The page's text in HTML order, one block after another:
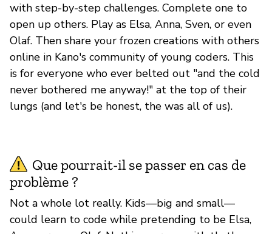
with step-by-step challenges. Complete one to
open up others. Play as Elsa, Anna, Sven, or even
Olaf. Then share your frozen creations with others
online in Kano's community of young coders. This
is for everyone who ever belted out "and the cold
never bothered me anyway!" at the top of their
lungs (and let's be honest, the was all of us).
Que pourrait-il se passer en cas de
problème ?
Not a whole lot really. Kids—big and small—
could learn to code while pretending to be Elsa,